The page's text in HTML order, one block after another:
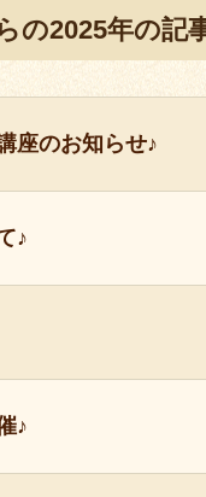
の2025年の記
座のお知らせ♪
♪
♪